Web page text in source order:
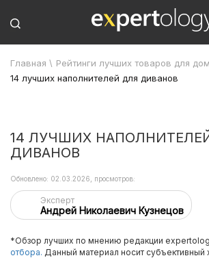
Главная \ Рейтинги лучших товаров для
14 лучших наполнителей для диванов
14 ЛУЧШИХ
ДИВАНОВ
Эксперт
Андрей Николаевич Кузнецов
Обновлено: 02.03.2026, просмотров:
*Обзор лучших по мнению редакции
отбора. Данный материал носит субъективный